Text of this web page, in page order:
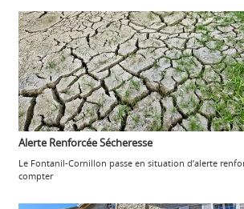
Alerte Renforcée Sécheresse
Le Fontanil-Cornillon passe en situation d’alerte
compter